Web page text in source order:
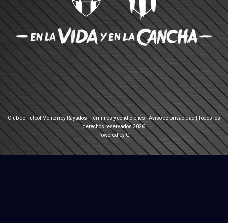
Club de Futbol Monterrey Rayados | Términos y condiciones |Aviso de privacidad | Todos los
derechos reservados 2026
Powered by G